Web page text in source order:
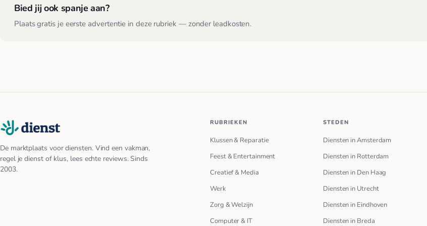
Bied jij ook spanje aan?
Plaats gratis je eerste advertentie in deze rubriek — zonder leadkosten.
De marktplaats voor diensten. Vind een vakman,
regel je dienst of klus, lees echte reviews. Sinds
2003.
RUBRIEKEN
Klussen & Reparatie
Feest & Entertainment
Creatief & Media
Werk
Zorg & Welzijn
Computer & IT
STEDEN
Diensten in Amsterdam
Diensten in Rotterdam
Diensten in Den Haag
Diensten in Utrecht
Diensten in Eindhoven
Diensten in Breda